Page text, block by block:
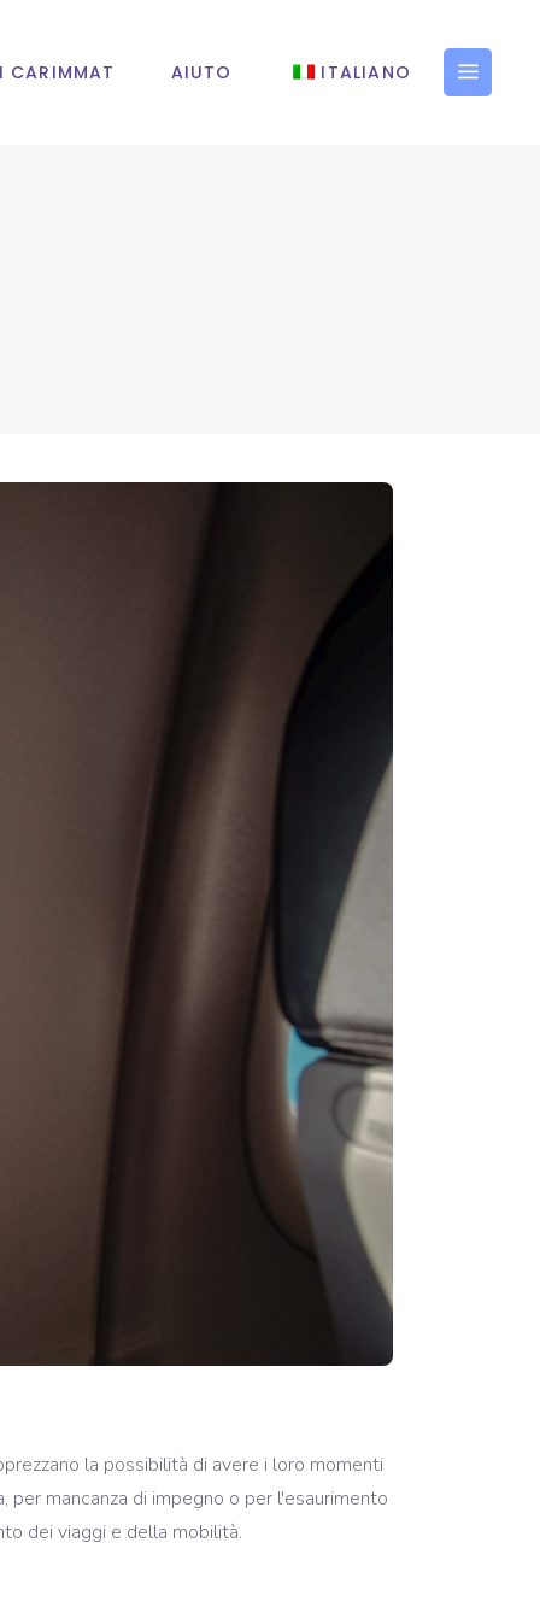
CARIMMAT AIUTO ITALIANO
la possibilità di avere i loro momenti
per mancanza di impegno o per l'esaurimento
dei viaggi e della mobilità.